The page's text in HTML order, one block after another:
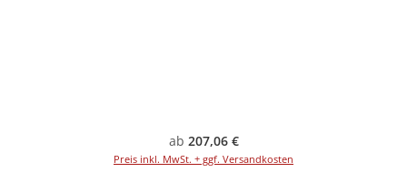
Regulärer Preis:
ab 207,06 €
Preis inkl. MwSt. + ggf. Versandkosten